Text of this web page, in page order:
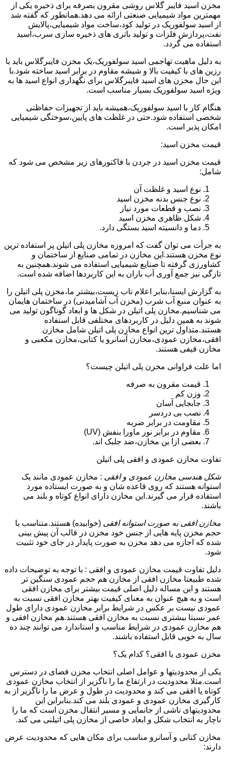
مخزن اسید فایبر گلاس روشی مقرون بصرفه برای ذخیره یکی از
مهمترین مواد شیمیایی صنعتی ارائه می دهد.همانطور که گفته شد
از اسید سولفوریک در تولید کود،ساخت مواد شیمیایی،پالایش
نفت،پردازش فلزات و تولید باتری های ذخیره سازی سرب،اسید
استفاده می گردد.
به دلیل ماهیت تهاجمی اسید سولفوریک،یک مخزن فایبرگلاس باید با
رزین های با کیفیت بالا و شیشه مقاوم در برابر اسید ساخته شود.با
این حال مخزن های اسید فایبرگلاس برای نگهداری انواع اسید ها به
ویژه اسید سولفوریک بسیار مناسب است.
هنگام کار با اسید سولفوریک،همیشه باید از تجهیزات حفاظتی
شخصی استفاده شود.حتی در غلظت های پایین،سوختگی شیمیایی
امکان پذیر است.
قیمت مخزن اسید:
قیمت مخزن اسید در جردن با فاکتورهای زیر مشخص می شود که
شامل:
نوع اسید و غلظت آن
نوع جنس بدنه مخزن اسید
نصب و قطعات مورد نیاز
شکل ظاهری مخزن اسید
دما و دانسیته اسید بستگی دارد.
به جرأت می توان گفت که امروزه مخازن پلی اتیلن پر استفاده ترین
نوع مخزن هستند.این مخازن در تمامی صنایع از ساختمان و
کشاورزی گرفته تا صنایع شیمیایی استفاده می شوند.همچنین به
تازگی نیز جمع آوری آب باران به این کاربردها اضافه شده است.
به گزارش ایسنا،بنابر اعلام ناب زیست،بیشتر ما،مخزن پلی اتیلن را
به عنوان منبع آب شرب (مخزن آب آشامیدنی) در ساختمان هایمان
می شناسیم.مخازن پلی اتیلن در شکل ها و ابعاد گوناگون تولید می
شوند به همین دلیل در کاربردهای مختلفی قابل استفاده
هستند.متداول ترین انواع مخازن پلی اتیلن شامل مخازن
افقی،مخازن عمودی،مخازن آسانرو یا کتابی،مخازن مکعبی و
مخازن قیفی هستند.
اما علت فراوانی مخزن پلی اتیلن چیست؟
قیمت مقرون به صرفه
وزن کم
جابجایی آسان
نصب بی دردسر
مقاومت در برابر ضربه
مقاوم در برابر نور ماورا بنفش (UV)
بعضی ازا ین مخازن،ضد جلبک اند.
تفاوت مخازن عمودی و افقی پلی اتیلن
شکل هندسی مخازن عمودی و افقی : مخازن عمودی مانند یک
استوانه هستند که روی قاعده شان و به صورت ایستاده مورد
استفاده قرار می گیرند.این مخازن دارای انواع کوتاه و بلند می
باشند.
مخازن افقی به صورت استوانه افقی (خوابیده) هستند.متناسب با
حجم مخزن پایه هایی از جنس خود مخزن در قالب آن پیش بینی
شده که اجازه می دهد مخزن به صورت پایدار در جای خود تثبیت
شود.
دلیل تفاوت قیمت مخازن عمودی و افقی : با توجه به توضیحات داده
شده طبیعتا مخازن افقی از مخازن هم حجم عمودی سنگین تر
هستند و این مساله دلیل اصلی قیمت بیشتر برای مخازن افقی
است و به هیچ عنوان به معنای کیفیت بهتر مخازن افقی نسبت به
عمودی نیست بر عکس در شرایط برابر مخازن عمودی دارای طول
عمر نسبتا بیشتری نسبت به مخازن افقی هستند.هم مخازن افقی و
هم مخازن عمودی در شرایط مناسب و استاندارد می توانند چند ده
سال به خوبی قابل استفاده باشند.
مخزن عمودی یا افقی؟ کدام یک؟
یکی از محدودیتها و عوامل اصلی انتخاب مخزن فضای در دسترس
است.مثلا محدودیت در ارتفاع ما را ناگزیر از انتخاب مخازن عمودی
کوتاه یا افقی می کند و محدودیت در طول و عرض ما را ناگزیر از به
کارگیری مخازن عمودی و عمودی بلند می کند.بنابراین این
محدودیتهای ناشی از جانمایی و مسیر انتقال مخزن است که ما را
ناچار به انتخاب شکل و ابعاد خاصی از مخازن پلی اتیلنی می کند.
مخازن کتابی و آسانرو مناسب برای مکان هایی که محدودیت عرض
دارند: